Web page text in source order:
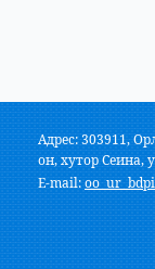
Адрес: 303911,
он, хутор Сеина,
E-mail: